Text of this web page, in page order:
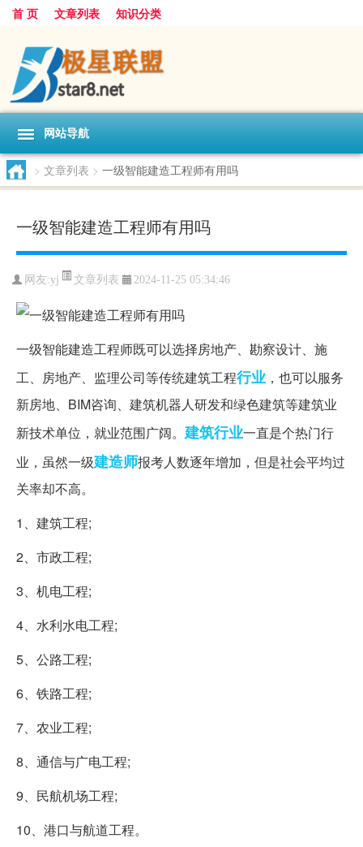
首 页 文章列表 知识分类
网站导航
> 文章列表 > 一级智能建造工程师有用吗
一级智能建造工程师有用吗
网友:yj 文章列表 2024-11-25 05:34:46
一级智能建造工程师既可以选择房地产、勘察设计、施
工、房地产、监理公司等传统建筑工程行业 ，也可以服务
新房地、BIM咨询、建筑机器人研发和绿色建筑等建筑业
新技术单位，就业范围广阔。 建筑行业一直是个热门行
业，虽然一级建造师报考人数逐年增加，但是社会平均过
关率却不高。
1、建筑工程;
2、市政工程;
3、机电工程;
4、水利水电工程;
5、公路工程;
6、铁路工程;
7、农业工程;
8、通信与广电工程;
9、民航机场工程;
10、港口与航道工程。